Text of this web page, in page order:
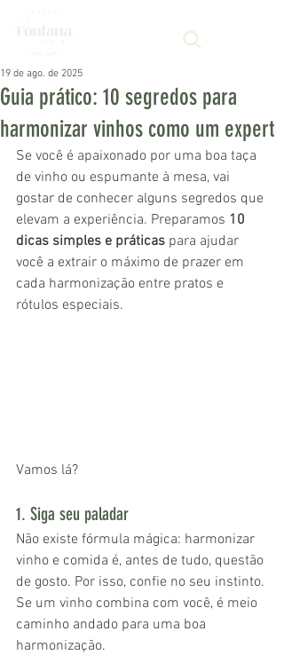
Guia prático: 10 segredos para
harmonizar vinhos como um expert
19 de ago. de 2025
Se você é apaixonado por uma boa taça
de vinho ou espumante à mesa, vai
gostar de conhecer alguns segredos que
elevam a experiência. Preparamos 10
dicas simples e práticas para ajudar
você a extrair o máximo de prazer em
cada harmonização entre pratos e
rótulos especiais.
Vamos lá?
1. Siga seu paladar
Não existe fórmula mágica: harmonizar
vinho e comida é, antes de tudo, questão
de gosto. Por isso, confie no seu instinto.
Se um vinho combina com você, é meio
caminho andado para uma boa
harmonização.